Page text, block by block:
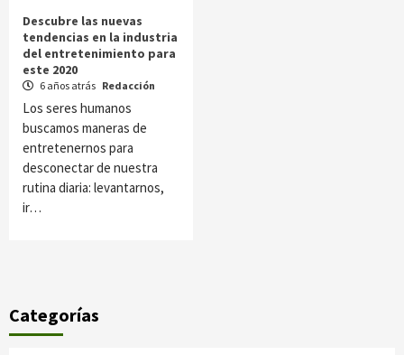
Descubre las nuevas
tendencias en la industria
del entretenimiento para
este 2020
6 años atrás Redacción
Los seres humanos
buscamos maneras de
entretenernos para
desconectar de nuestra
rutina diaria: levantarnos,
ir…
Categorías